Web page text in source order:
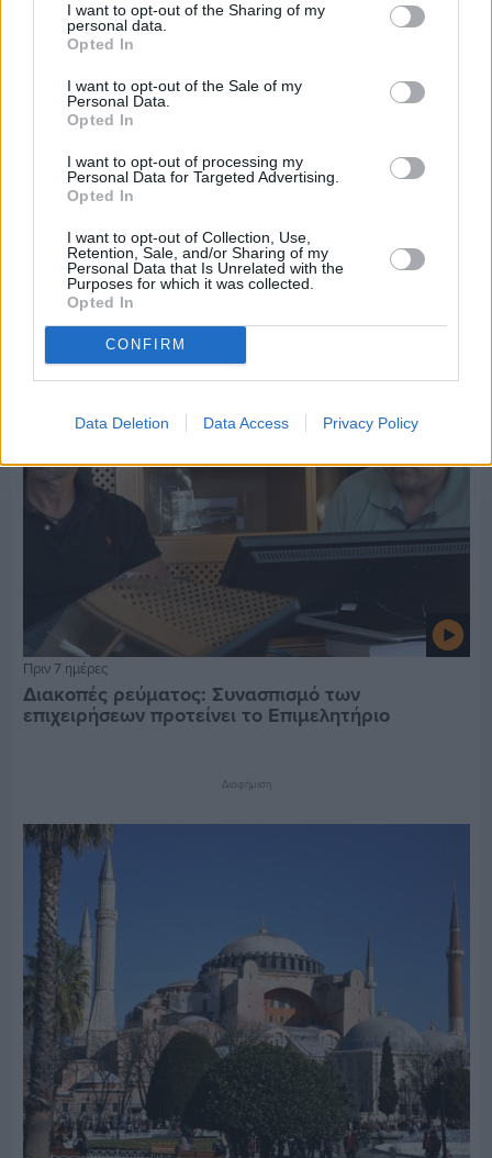
I want to opt-out of the Sharing of my
personal data.
Opted In
I want to opt-out of the Sale of my
Personal Data.
Opted In
I want to opt-out of processing my
Personal Data for Targeted Advertising.
Opted In
I want to opt-out of Collection, Use,
Retention, Sale, and/or Sharing of my
Personal Data that Is Unrelated with the
Purposes for which it was collected.
Opted In
CONFIRM
Data Deletion Data Access Privacy Policy
Πριν 7 ημέρες
Εργασίες ασφαλτόστρωσης σε τρεις οδούς του
Βαρβασίου
Πριν 7 ημέρες
Διακοπές ρεύματος: Συνασπισμό των
επιχειρήσεων προτείνει το Επιμελητήριο
Διαφήμιση